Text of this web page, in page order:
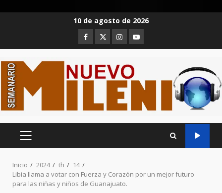
10 de agosto de 2026
Facebook
TwitterInstagram
Youtube
MENÚ
Inicio 2024 th
14
Libia llama a votar con Fuerza y Corazón por un mejor futuro
para las niñas y niños de Guanajuato.